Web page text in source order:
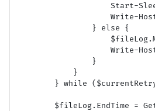
Start-
Write-
                } else {
Write-
                }
            }
} while
$fileLog.EndTime =